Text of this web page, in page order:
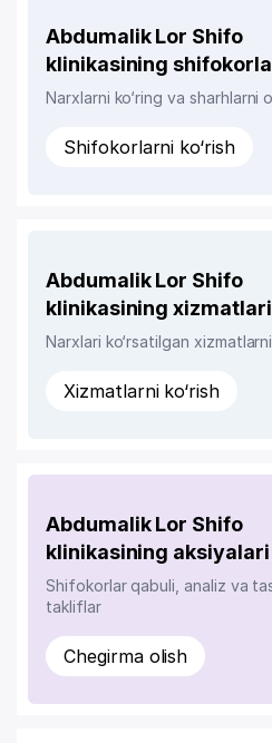
Abdumalik Lor Shifo
klinikasining
Narxlarni ko‘ring va sharhlarni
Shifokorlarni ko‘rish
Abdumalik Lor Shifo
klinikasining xizmatlari
Narxlari ko‘rsatilgan
Xizmatlarni ko‘rish
Abdumalik Lor Shifo
klinikasining
Shifokorlar qabuli, analiz va
takliflar
Chegirma olish